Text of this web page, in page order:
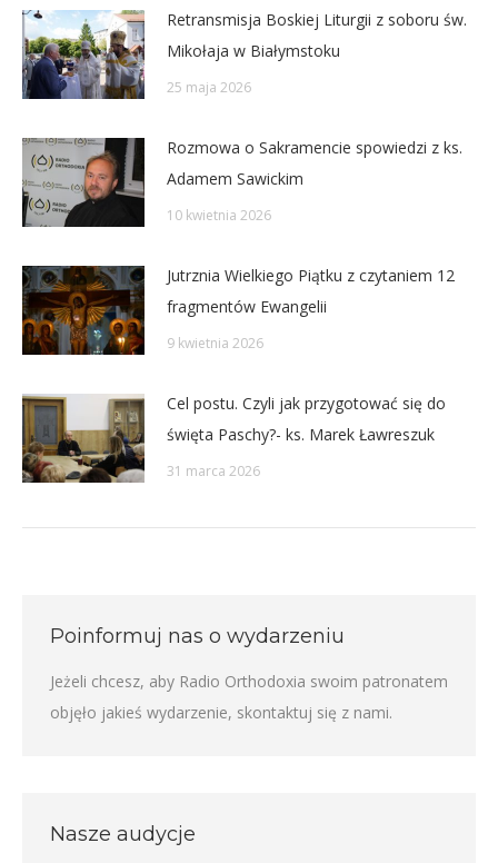
Retransmisja Boskiej Liturgii z soboru św.
Mikołaja w Białymstoku
25 maja 2026
Rozmowa o Sakramencie spowiedzi z ks.
Adamem Sawickim
10 kwietnia 2026
Jutrznia Wielkiego Piątku z czytaniem 12
fragmentów Ewangelii
9 kwietnia 2026
Cel postu. Czyli jak przygotować się do
święta Paschy?- ks. Marek Ławreszuk
31 marca 2026
Poinformuj nas o wydarzeniu
Jeżeli chcesz, aby Radio Orthodoxia swoim patronatem
objęło jakieś wydarzenie, skontaktuj się z nami.
Nasze audycje